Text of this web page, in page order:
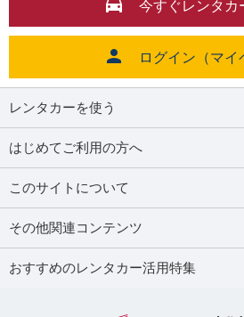
今すぐレンタカ
ログイン（マイ
レンタカーを使う
はじめてご利用の方へ
このサイトについて
その他関連コンテンツ
おすすめのレンタカー活用特集